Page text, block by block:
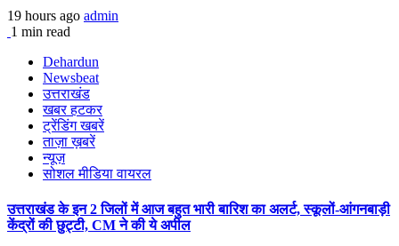
19 hours ago admin
1 min read
Dehardun
Newsbeat
उत्तराखंड
खबर हटकर
ट्रेंडिंग खबरें
ताज़ा ख़बरें
न्यूज़
सोशल मीडिया वायरल
उत्तराखंड के इन 2 जिलों में आज बहुत भारी बारिश का अलर्ट, स्कूलों-आंगनबाड़ी
केंद्रों की छुट्टी, CM ने की ये अपील